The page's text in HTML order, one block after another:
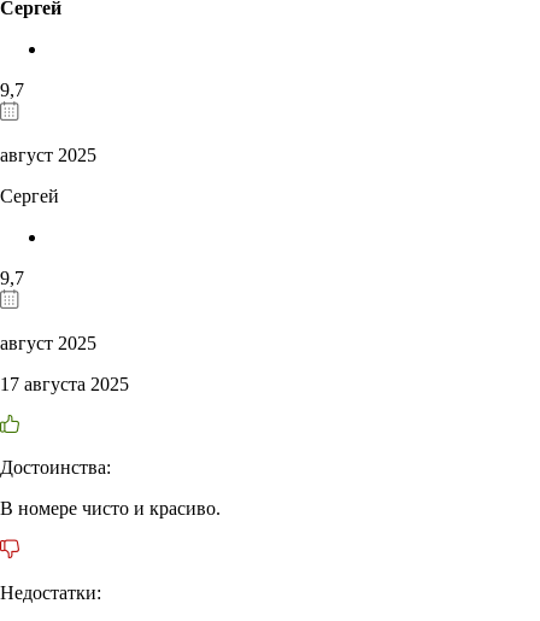
Сергей
9,7
август 2025
Сергей
9,7
август 2025
17 августа 2025
Достоинства:
В номере чисто и красиво.
Недостатки: